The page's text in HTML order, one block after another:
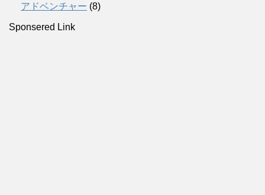
アドベンチャー (8)
Sponsered Link